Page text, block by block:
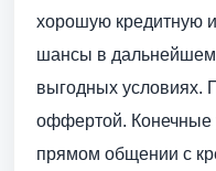
хорошую кредитную
шансы в дальнейшем
выгодных условиях.
оффертой. Конечные
прямом общении с